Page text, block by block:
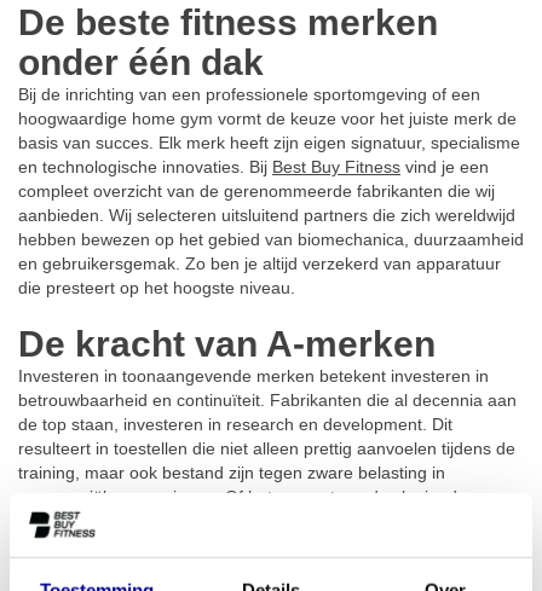
De beste fitness merken
onder één dak
Bij de inrichting van een professionele sportomgeving of een
hoogwaardige home gym vormt de keuze voor het juiste merk de
basis van succes. Elk merk heeft zijn eigen signatuur, specialisme
en technologische innovaties. Bij Best Buy Fitness vind je een
compleet overzicht van de gerenommeerde fabrikanten die wij
aanbieden. Wij selecteren uitsluitend partners die zich wereldwijd
hebben bewezen op het gebied van biomechanica, duurzaamheid
en gebruikersgemak. Zo ben je altijd verzekerd van apparatuur
die presteert op het hoogste niveau.
De kracht van A-merken
Investeren in toonaangevende merken betekent investeren in
betrouwbaarheid en continuïteit. Fabrikanten die al decennia aan
de top staan, investeren in research en development. Dit
resulteert in toestellen die niet alleen prettig aanvoelen tijdens de
training, maar ook bestand zijn tegen zware belasting in
commerciële omgevingen. Of het nu gaat om de vloeiende
beweging van een crosstrainer of de robuustheid van
krachtapparatuur, een A-merk biedt gegarandeerde kwaliteit en